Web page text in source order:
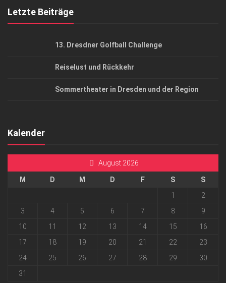
Letzte Beiträge
13. Dresdner Golfball Challenge
Reiselust und Rückkehr
Sommertheater in Dresden und der Region
Kalender
August 2026
M D M D F S
S
1
2
3
4 5 6 7 8
9
10
11 12 13 14 15
16
17
18 19 20 21 22
23
24
25 26 27 28 29
30
31